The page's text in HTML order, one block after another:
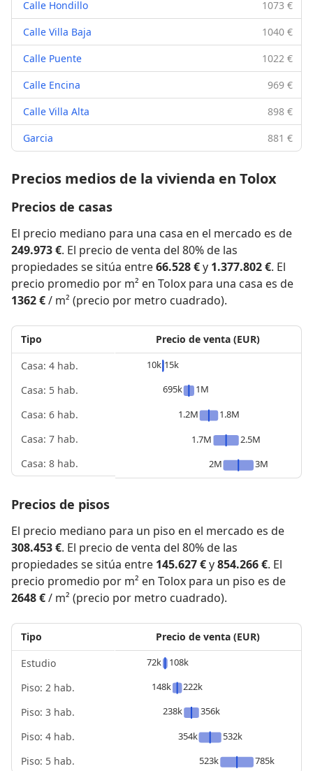
Calle Hondillo
1073 €
Calle Villa Baja
1040 €
Calle Puente
1022 €
Calle Encina
969 €
Calle Villa Alta
898 €
Garcia
881 €
Precios medios de la vivienda en Tolox
Precios de casas
El precio mediano para una casa en el mercado es de
249.973 €. El precio de venta del 80% de las
propiedades se sitúa entre66.528 €y 1.377.802 €. El
precio promedio por m² en Tolox para una casa es de
1362 €/ m² (precio por metro cuadrado).
Tipo
Casa: 4 hab.
Casa: 5 hab.
Casa: 6 hab.
Casa: 7 hab.
Casa: 8 hab.
Precio de venta (EUR)
10k 15k
695k
1M
1.2M
1.8M
1.7M
2.5M
2M
3M
Precios de pisos
El precio mediano para un piso en el mercado es de
308.453 €. El precio de venta del 80% de las
propiedades se sitúa entre 145.627 €y854.266 €. El
precio promedio por m² en Tolox para un piso es de
2648 €/ m² (precio por metro cuadrado).
Tipo
Estudio
Piso: 2 hab.
Piso: 3 hab.
Piso: 4 hab.
Piso: 5 hab.
Precio de venta (EUR)
72k
108k
148k
222k
238k
356k
354k
532k
523k
785k